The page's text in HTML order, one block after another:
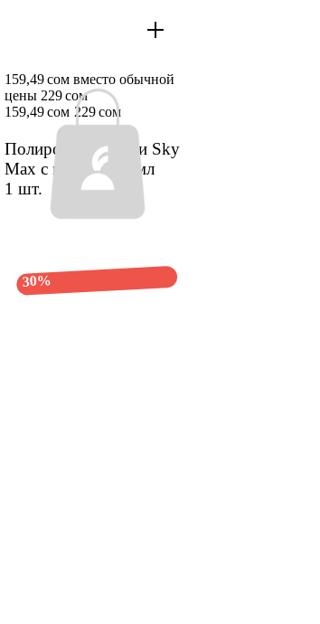
Полироль д/мебели Sky
Max с воском 300мл
1 шт.
159,49 сом вместо обычной
цены 229 сом
159,49 сом 229 сом
30%